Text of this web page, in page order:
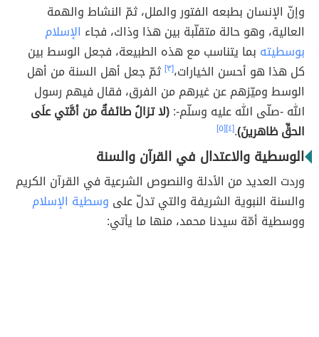
وإنّ الإنسان بطبعه الفتور والملل، ثمّ النشاط والهمة
العالية، وهو حالة متقلّبة بين هذا وذاك، فجاء الإسلام
بوسطيته بما يتناسب مع هذه الطبيعة، فجعل الوسط بين
كل هذا هو أحسن الخيارات،[٣]
ثمّ جعل أهل السنة من أهل
الوسط وميّزهم عن غيرهم من الفرق، فقال فيهم رسول
الله -صلّى الله عليه وسلّم-:(لا تزالُ طائفةٌ من أمَّتي علَى
الحقِّ ظاهرينَ).[٤] [٥]
الوسطية والاعتدال في القرآن والسنة
وردت العديد من الأدلة والنصوص الشرعية في القرآن الكريم
والسنة النبوية الشريفة والتي تدلّ على وسطية الإسلام
ووسطية أمّة سيدنا محمد، منها ما يأتي: